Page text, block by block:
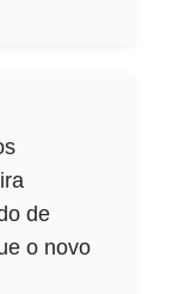
de
o novo